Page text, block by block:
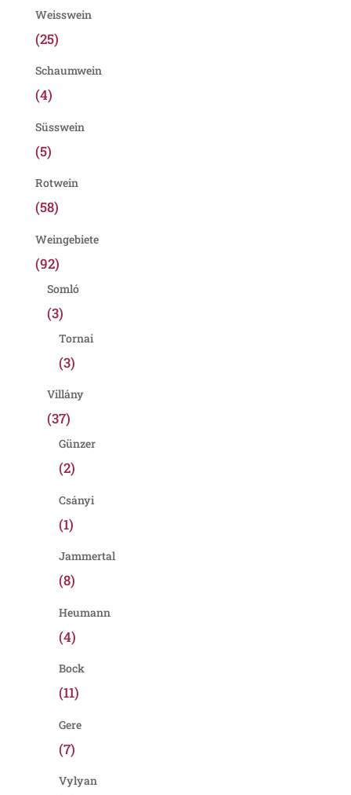
Weisswein
(25)
Schaumwein
(4)
Süsswein
(5)
Rotwein
(58)
Weingebiete
(92)
Somló
(3)
Tornai
(3)
Villány
(37)
Günzer
(2)
Csányi
(1)
Jammertal
(8)
Heumann
(4)
Bock
(11)
Gere
(7)
Vylyan